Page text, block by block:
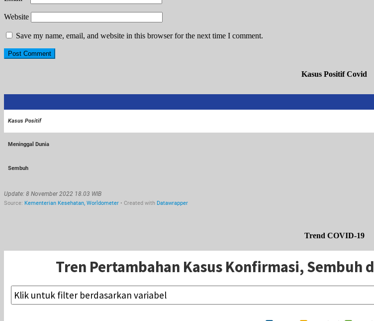
Website
Save my name, email, and website in this browser for the next time I comment.
Kasus Positif Covid
Trend COVID-19